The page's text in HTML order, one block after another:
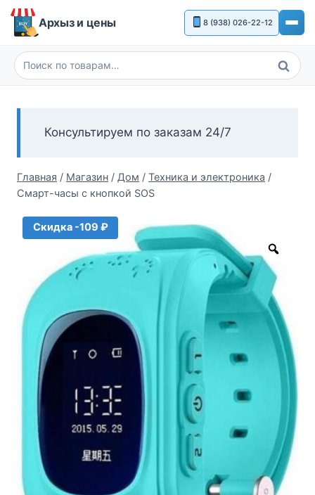
Перейти
Архыз и цены 8 (938) 026-22-12
Искать:
Поиск
Консультируем по заказам 24/7
Главная / Магазин / Дом / Техника и электроника /
Смарт-часы с кнопкой SOS
Скидка -109 ₽